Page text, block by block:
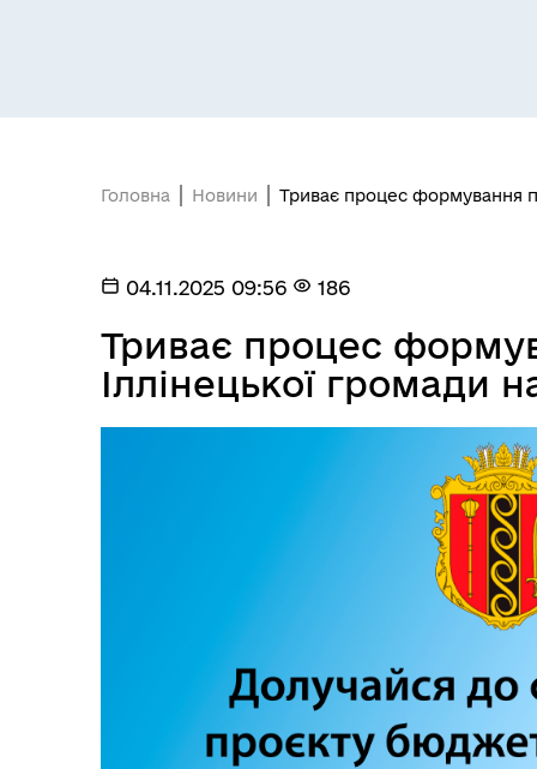
Головна Новини Триває процес формування
04.11.2025 09:56 186
Триває процес
Іллінецької громади